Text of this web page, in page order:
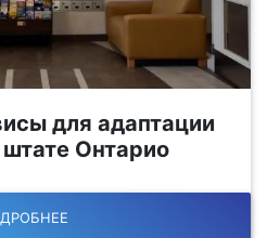
для адаптации
штате Онтарио